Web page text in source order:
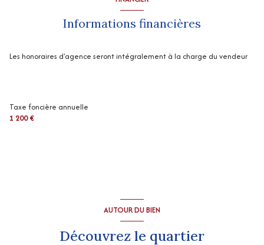
Informations financières
Les honoraires d'agence seront intégralement à la charge du vendeur
Taxe foncière annuelle
1 200 €
AUTOUR DU BIEN
Découvrez le quartier